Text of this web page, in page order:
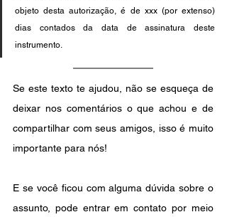
objeto desta autorização, é de xxx (por extenso)
dias contados da data de assinatura deste
instrumento.
Se este texto te ajudou, não se esqueça de
deixar nos comentários o que achou e de
compartilhar com seus amigos, isso é muito
importante para nós!
E se você ficou com alguma dúvida sobre o
assunto, pode entrar em contato por meio